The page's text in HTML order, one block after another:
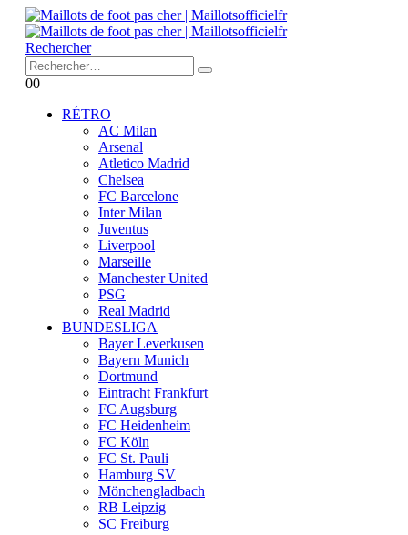
Rechercher
00
RÉTRO
AC Milan
Arsenal
Atletico Madrid
Chelsea
FC Barcelone
Inter Milan
Juventus
Liverpool
Marseille
Manchester United
PSG
Real Madrid
BUNDESLIGA
Bayer Leverkusen
Bayern Munich
Dortmund
Eintracht Frankfurt
FC Augsburg
FC Heidenheim
FC Köln
FC St. Pauli
Hamburg SV
Mönchengladbach
RB Leipzig
SC Freiburg